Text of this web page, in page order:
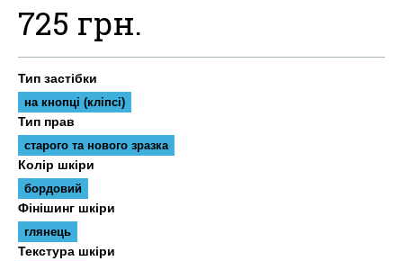
725 грн.
Тип застібки
на кнопці (кліпсі)
Тип прав
старого та нового зразка
Колір шкіри
бордовий
Фінішинг шкіри
глянець
Текстура шкіри